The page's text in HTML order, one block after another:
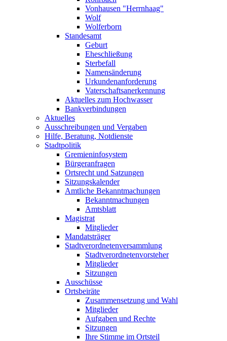
Vonhausen "Herrnhaag"
Wolf
Wolferborn
Standesamt
Geburt
Eheschließung
Sterbefall
Namensänderung
Urkundenanforderung
Vaterschaftsanerkennung
Aktuelles zum Hochwasser
Bankverbindungen
Aktuelles
Ausschreibungen und Vergaben
Hilfe, Beratung, Notdienste
Stadtpolitik
Gremieninfosystem
Bürgeranfragen
Ortsrecht und Satzungen
Sitzungskalender
Amtliche Bekanntmachungen
Bekanntmachungen
Amtsblatt
Magistrat
Mitglieder
Mandatsträger
Stadtverordnetenversammlung
Stadtverordnetenvorsteher
Mitglieder
Sitzungen
Ausschüsse
Ortsbeiräte
Zusammensetzung und Wahl
Mitglieder
Aufgaben und Rechte
Sitzungen
Ihre Stimme im Ortsteil